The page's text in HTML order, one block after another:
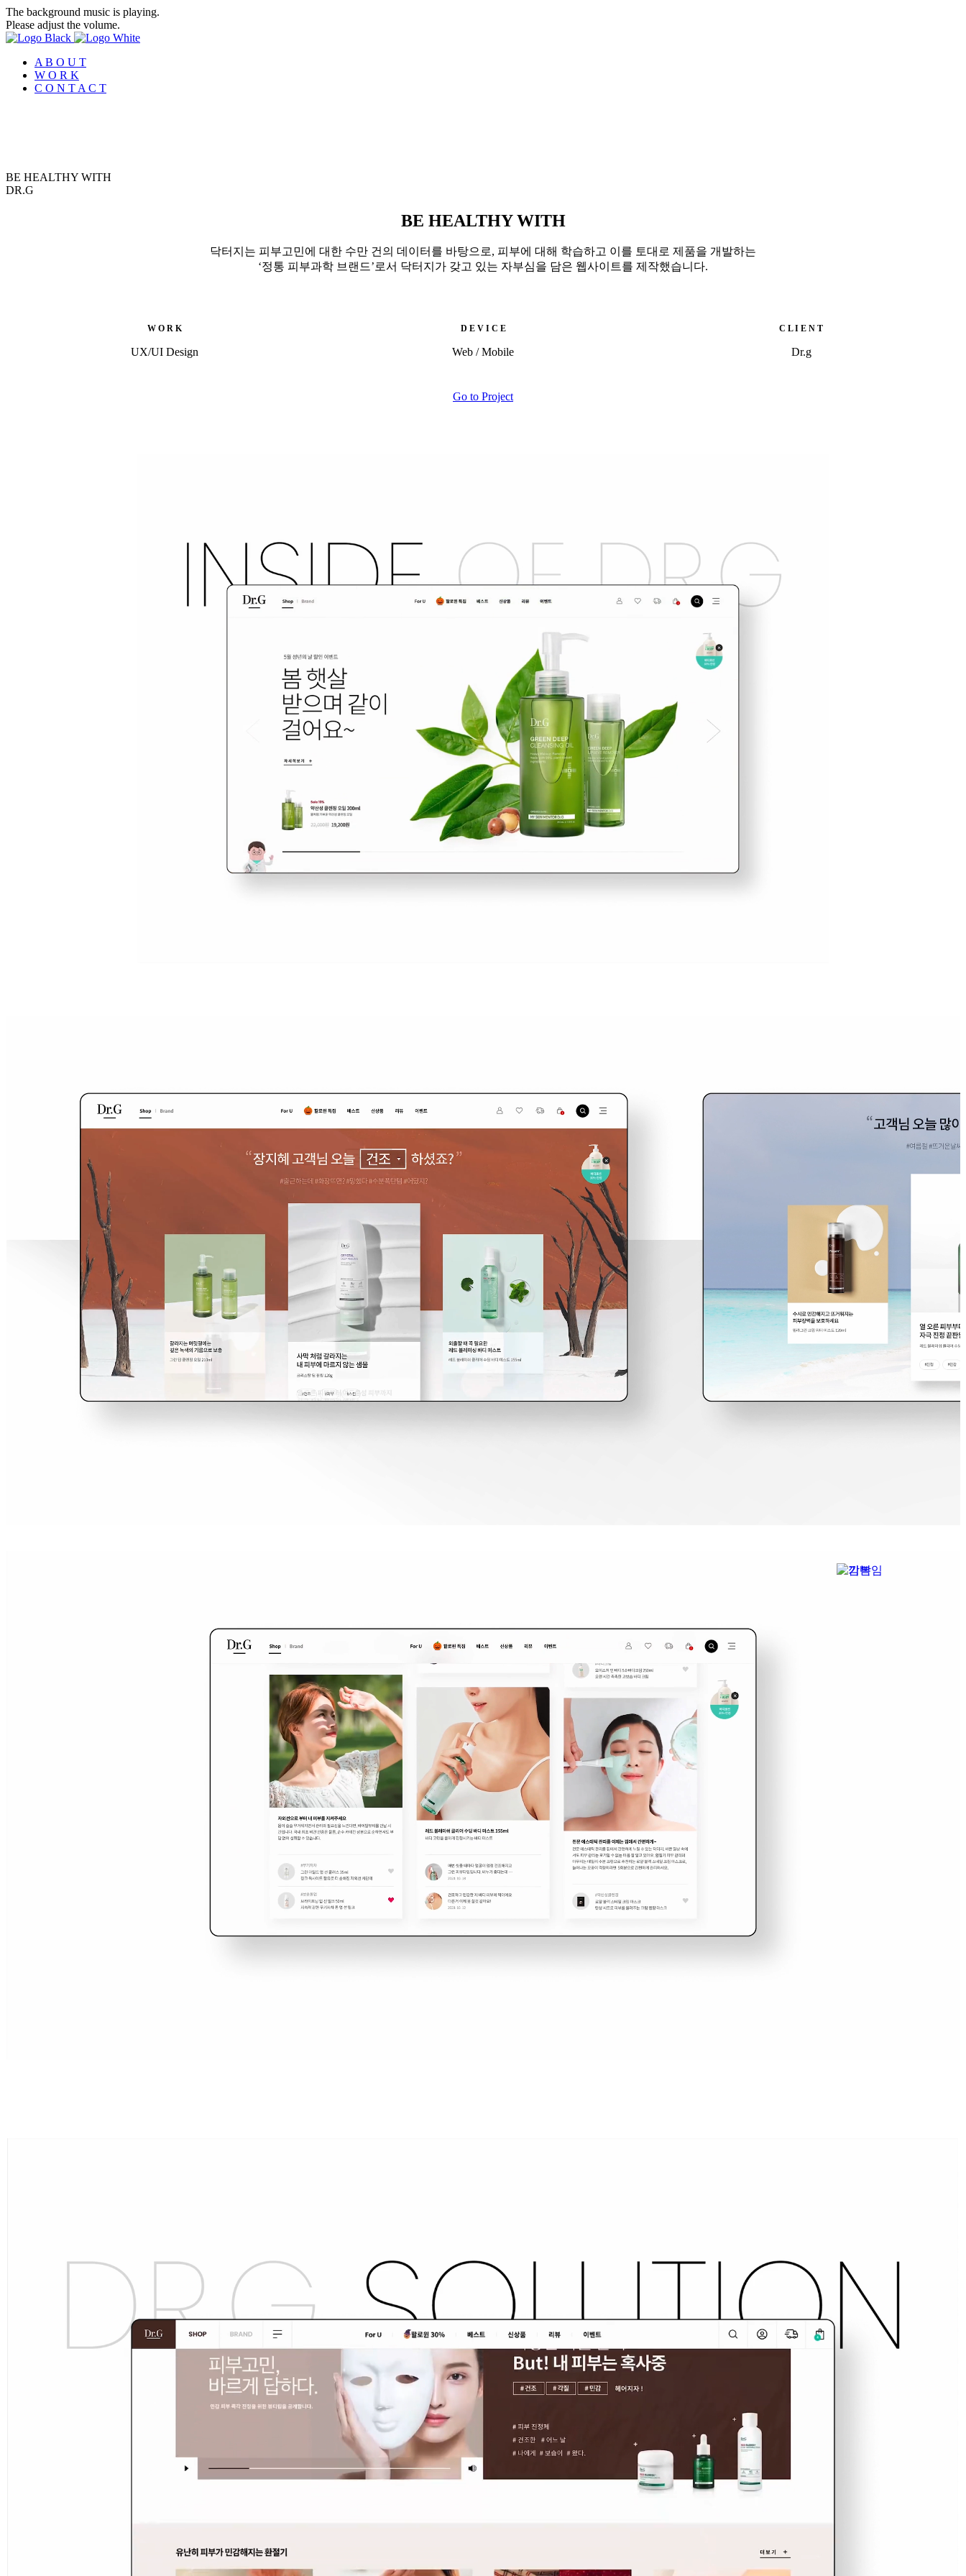
The background music is playing.
Please adjust the volume.
A B O U T
W O R K
C O N T A C T
BE HEALTHY WITH
DR.G
BE HEALTHY WITH
닥터지는 피부고민에 대한 수만 건의 데이터를 바탕으로, 피부에 대해 학습하고 이를 토대로 제품을 개발하는
‘정통 피부과학 브랜드’로서 닥터지가 갖고 있는 자부심을 담은 웹사이트를 제작했습니다.
W O R K
UX/UI Design
D E V I C E
Web / Mobile
C L I E N T
Dr.g
Go to Project